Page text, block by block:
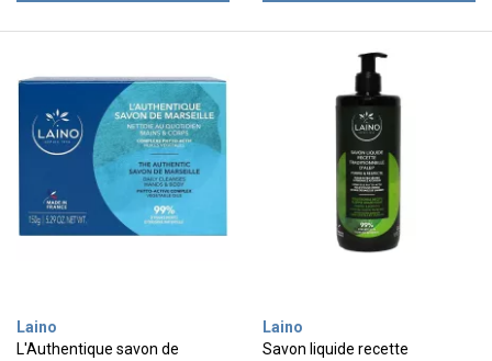
Laino
L'Authentique savon de
Laino
Savon liquide recette